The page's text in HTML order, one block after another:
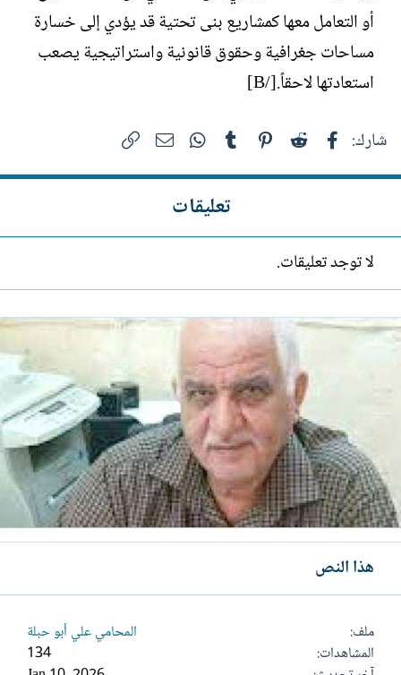
أو التعامل معها كمشاريع بنى تحتية قد يؤدي إلى خسارة
مساحات جغرافية وحقوق قانونية واستراتيجية يصعب
استعادتها لاحقاً.[/B]
شارك: فيسبوك Reddit
Pinterest
Tumblr
WhatsAppالبريد الإلكتروني
تعليقات
لا توجد تعليقات.
هذا النص
ملف
المحامي علي أبو حبلة
المشاهدات
134